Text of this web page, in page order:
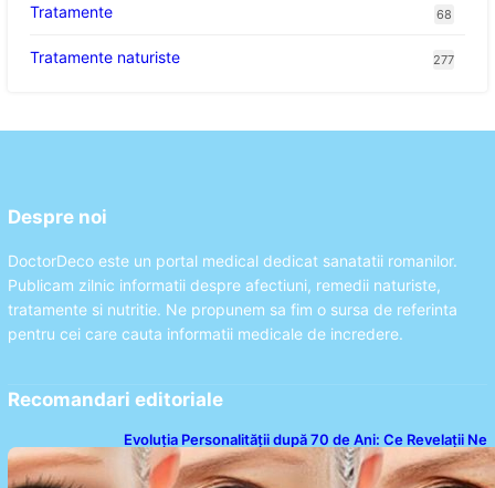
Tratamente 68
Tratamente naturiste 277
Despre noi
DoctorDeco este un portal medical dedicat sanatatii romanilor.
Publicam zilnic informatii despre afectiuni, remedii naturiste,
tratamente si nutritie. Ne propunem sa fim o sursa de referinta
pentru cei care cauta informatii medicale de incredere.
Recomandari editoriale
Evoluția Personalității după 70 de Ani: Ce Revelații Ne
Oferă Studiile Psihologice